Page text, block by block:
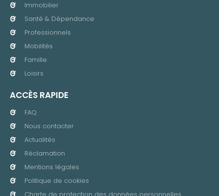
Immobilier
Santé & Dépendance
Professionnels
Mobilités
Famille
Loisirs
ACCÈS RAPIDE
FAQ
Nous contacter
Actualités
Réclamation
Mentions légales
Politique de cookies